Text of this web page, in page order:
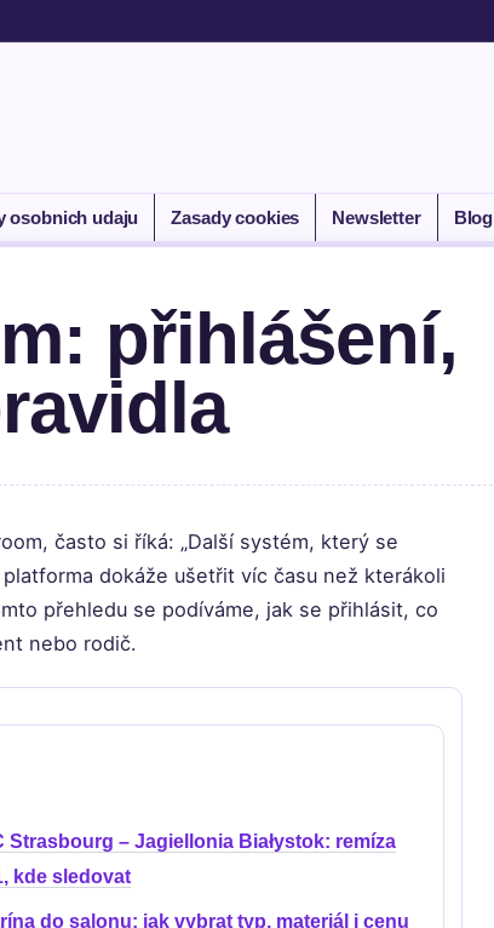
osobnich udaju Zasady cookies Newsletter Blog
přihlášení,
často si říká: „Další systém, který se
dokáže ušetřit víc času než kterákoli
přehledu se podíváme, jak se přihlásit, co
nebo rodič.
Strasbourg – Jagiellonia Białystok: remíza
kde sledovat
do salonu: jak vybrat typ, materiál i cenu